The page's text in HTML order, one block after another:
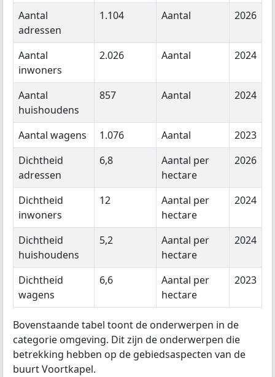
Aantal
adressen
1.104 Aantal 2026
Aantal
inwoners
2.026 Aantal 2024
Aantal
huishoudens
857 Aantal 2024
Aantal wagens 1.076 Aantal
2023
Dichtheid
adressen
6,8
Aantal per
hectare
2026
Dichtheid
inwoners
12
Aantal per
hectare
2024
Dichtheid
huishoudens
5,2
Aantal per
hectare
2024
Dichtheid
wagens
6,6
Aantal per
hectare
2023
Bovenstaande tabel toont de onderwerpen in de
categorie omgeving. Dit zijn de onderwerpen die
betrekking hebben op de gebiedsaspecten van de
buurt Voortkapel.